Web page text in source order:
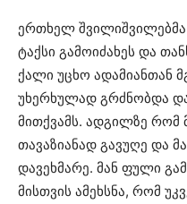
ერთხელ შვილიშვილებმა
ტაქსი გამოიძახეს და
ქალი უცხო ადამიანთან
უხერხულად გრძნობდა
მითქვამს. ადგილზე რომ
თავაზიანად გავუღე და
დავეხმარე. მან ფული
მისთვის ამეხსნა, რომ